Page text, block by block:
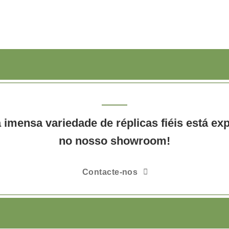
imensa variedade de réplicas fiéis está
no nosso showroom!
Contacte-nos